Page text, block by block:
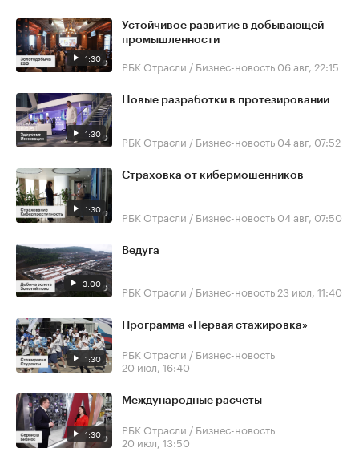
1:30
Устойчивое развитие в добывающей
промышленности
РБК Отрасли / Бизнес-новость 06 авг, 22:15
1:30
Новые разработки в протезировании
РБК Отрасли / Бизнес-новость 04 авг, 07:52
1:30
Страховка от кибермошенников
РБК Отрасли / Бизнес-новость 04 авг, 07:50
3:00
Ведуга
РБК Отрасли / Бизнес-новость 23 июл, 11:40
1:30
Программа «Первая стажировка»
РБК Отрасли / Бизнес-новость
20 июл, 16:40
1:30
Международные расчеты
РБК Отрасли / Бизнес-новость
20 июл, 13:50